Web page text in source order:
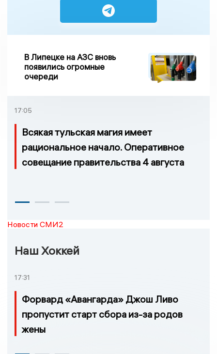
В Липецке на АЗС вновь
появились огромные
очереди
17:05
Всякая тульская магия имеет
рациональное начало. Оперативное
совещание правительства 4 августа
Новости СМИ2
Наш Хоккей
17:31
Форвард «Авангарда» Джош Ливо
пропустит старт сбора из-за родов
жены